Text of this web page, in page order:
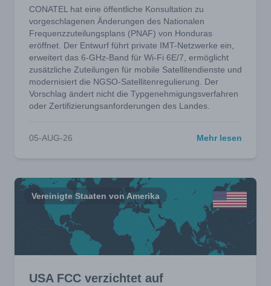
CONATEL hat eine öffentliche Konsultation zu
vorgeschlagenen Änderungen des Nationalen
Frequenzzuteilungsplans (PNAF) von Honduras
eröffnet. Der Entwurf führt private IMT-Netzwerke ein,
erweitert das 6-GHz-Band für Wi-Fi 6E/7, ermöglicht
zusätzliche Zuteilungen für mobile Satellitendienste und
modernisiert die NGSO-Satellitenregulierung. Der
Vorschlag ändert nicht die Typgenehmigungsverfahren
oder Zertifizierungsanforderungen des Landes.
05-AUG-26 Mehr lesen
Vereinigte Staaten von Amerika
USA FCC verzichtet auf